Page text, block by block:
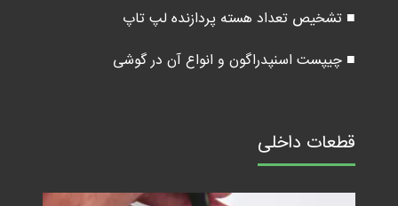
■ تشخیص تعداد هسته پردازنده لپ تاپ
■ چیپست اسنپدراگون و انواع آن در گوشی
قطعات داخلی